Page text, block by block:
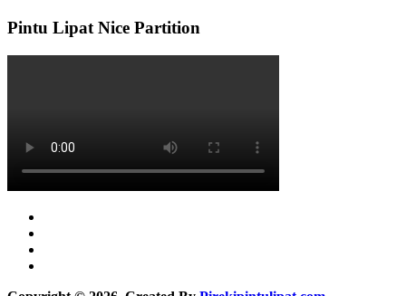
Pintu Lipat Nice Partition